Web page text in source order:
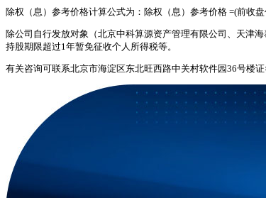
除权（息）参考价格计算公式为：除权（息）参考价格 =(前收
除公司自行发放对象（北京中科算源资产管理有限公司、天津
持股期限超过1年暂免征收个人所得税等。
有关咨询可联系北京市海淀区东北旺西路中关村软件园36号楼证